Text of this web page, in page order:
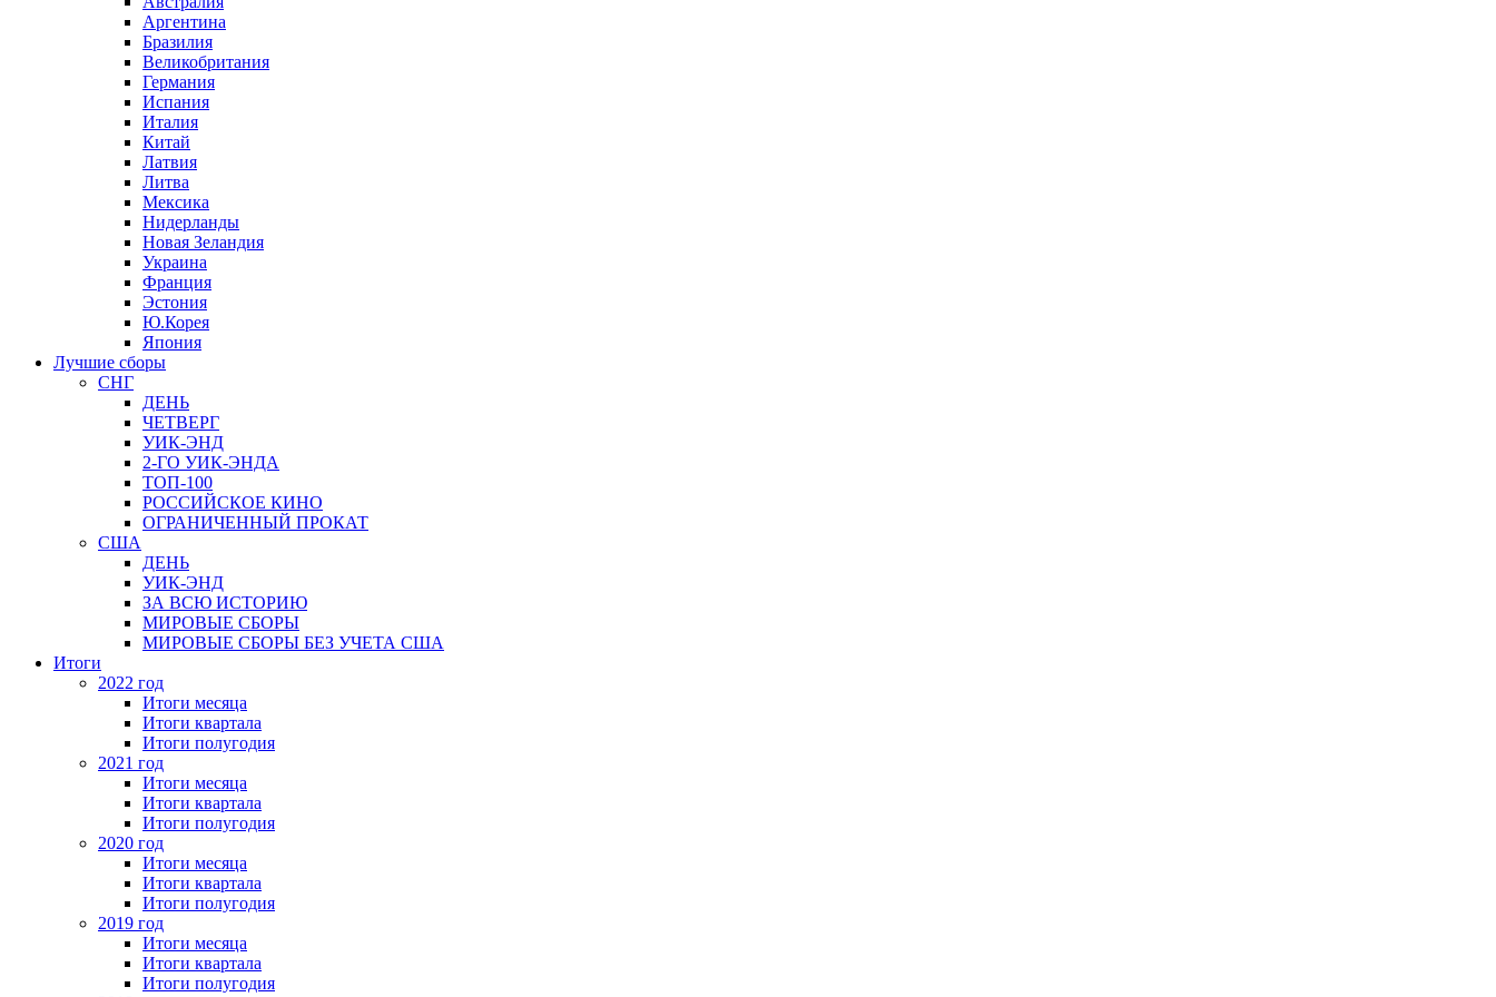
Аргентина
Бразилия
Великобритания
Германия
Испания
Италия
Китай
Латвия
Литва
Мексика
Нидерланды
Новая Зеландия
Украина
Франция
Эстония
Ю.Корея
Япония
Лучшие сборы
СНГ
ДЕНЬ
ЧЕТВЕРГ
УИК-ЭНД
2-ГО УИК-ЭНДА
ТОП-100
РОССИЙСКОЕ КИНО
ОГРАНИЧЕННЫЙ ПРОКАТ
США
ДЕНЬ
УИК-ЭНД
ЗА ВСЮ ИСТОРИЮ
МИРОВЫЕ СБОРЫ
МИРОВЫЕ СБОРЫ БЕЗ УЧЕТА США
Итоги
2022 год
Итоги месяца
Итоги квартала
Итоги полугодия
2021 год
Итоги месяца
Итоги квартала
Итоги полугодия
2020 год
Итоги месяца
Итоги квартала
Итоги полугодия
2019 год
Итоги месяца
Итоги квартала
Итоги полугодия